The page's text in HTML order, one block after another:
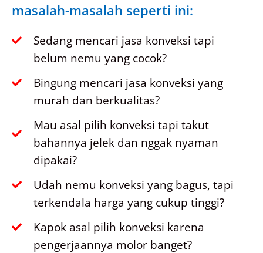
masalah-masalah seperti ini:
Sedang mencari jasa konveksi tapi
belum nemu yang cocok?
Bingung mencari jasa konveksi yang
murah dan berkualitas?
Mau asal pilih konveksi tapi takut
bahannya jelek dan nggak nyaman
dipakai?
Udah nemu konveksi yang bagus, tapi
terkendala harga yang cukup tinggi?
Kapok asal pilih konveksi karena
pengerjaannya molor banget?